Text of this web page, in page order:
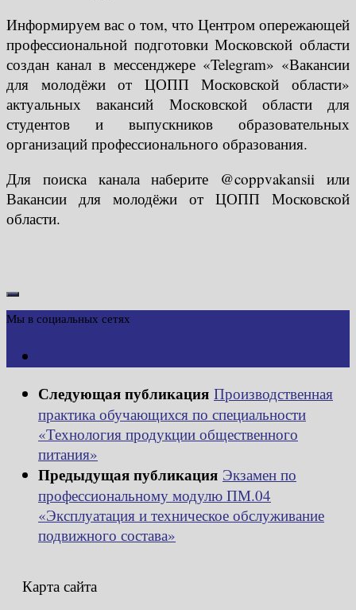
Информируем вас о том, что Центром опережающей
профессиональной подготовки Московской области
создан канал в мессенджере «Telegram» «Вакансии
для молодёжи от ЦОПП Московской области»
актуальных вакансий Московской области для
студентов и выпускников образовательных
организаций профессионального образования.
Для поиска канала наберите @coppvakansii или
Вакансии для молодёжи от ЦОПП Московской
области.
Мы в социальных сетях
Следующая публикация Производственная
практика обучающихся по специальности
«Технология продукции общественного
питания»
Предыдущая публикация Экзамен по
профессиональному модулю ПМ.04
«Эксплуатация и техническое обслуживание
подвижного состава»
Карта сайта